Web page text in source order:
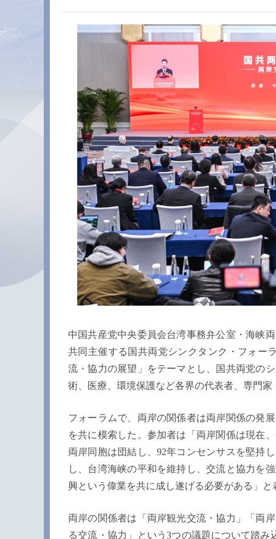
中国共産党中央委員会台湾事務弁公室・海峡
共同主催する国共両党シンクタンク・フォー
流・協力の展望」をテーマとし、国共両党の
術、医療、環境保護など各界の代表者、専門家
フォーラムで、両岸の関係者は両岸関係の発
を共に模索した。参加者は「両岸関係は現在
両岸同胞は団結し、92年コンセンサスを堅持
し、台湾海峡の平和を維持し、交流と協力を
興という偉業を共に成し遂げる必要がある」と
両岸の関係者は「両岸観光交流・協力」「両
る交流・協力」という3つの議題について踏